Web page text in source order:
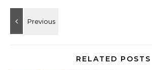
RELATED POSTS